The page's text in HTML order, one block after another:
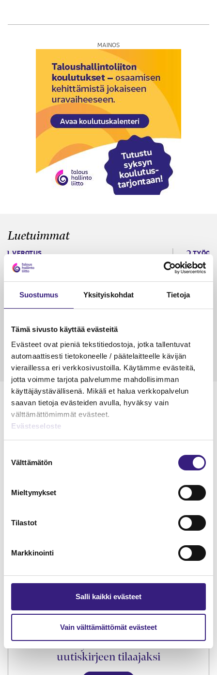
Suostumus Yksityiskohdat Tietoja
Tämä sivusto käyttää evästeitä
Evästeet ovat pieniä tekstitiedostoja, jotka tallentuvat
automaattisesti tietokoneelle / päätelaitteelle kävijän
vieraillessa eri verkkosivustoilla. Käytämme evästeitä,
jotta voimme tarjota palvelumme mahdollisimman
käyttäjäystävällisenä. Mikäli et halua verkkopalvelun
saavan tietoja evästeiden avulla, hyväksy vain
välttämättömimmät evästeet.
Evästeseloste
valinta
Välttämätön
Mieltymykset
Tilastot
Markkinointi
Salli kaikki evästeet
Vain välttämättömät evästeet
MAINOS
Luetuimmat
VEROTUS
Kulu­veloitukset arvon­lisä­
verotuksessa – omien kulujen
veloitus, kulujen edelleen­
veloitus ja läpi­laskutus
15.5.2023 10 min
TILAA TÄSTÄ
Liity Tilisanomien
uutiskirjeen tilaajaksi